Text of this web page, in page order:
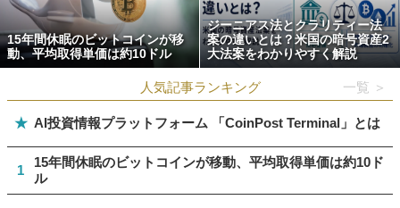
15年間休眠のビットコインが移
動、平均取得単価は約10ドル
ジーニアス法とクラリティー法
案の違いとは？米国の暗号資産2
大法案をわかりやすく解説
人気記事ランキング 一覧 ＞
★ AI投資情報プラットフォーム 「CoinPost Terminal」とは
1
15年間休眠のビットコインが移動、平均取得単価は約10ド
ル